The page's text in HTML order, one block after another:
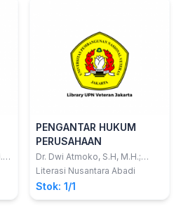
PENGANTAR HUKUM
PERUSAHAAN
Dr. Dwi Atmoko, S.H, M.H.;
Jantarda Mauli Hutagalung,
Literasi Nusantara Abadi
Stok: 1/1